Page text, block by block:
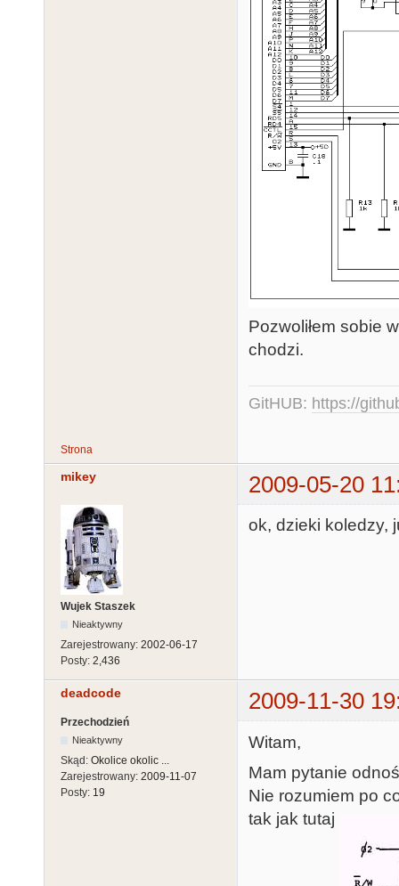
Pozwoliłem sobie
chodzi.
GitHUB: https://
Strona
mikey 2009-05-20
Wujek Staszek
Nieaktywny
Zarejestrowany: 2002-06-17
Posty: 2,436
ok, dzieki koledzy,
deadcode 2009-11-30
Przechodzień
Nieaktywny
Skąd: Okolice okolic ...
Zarejestrowany: 2009-11-07
Posty: 19
Witam,
Mam pytanie
Nie rozumiem po
tak jak tutaj